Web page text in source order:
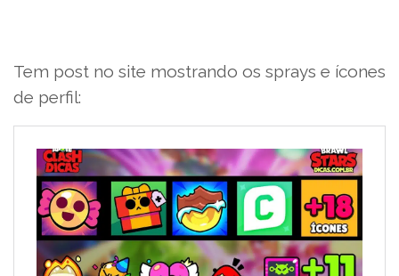
Tem post no site mostrando os sprays e ícones
de perfil: